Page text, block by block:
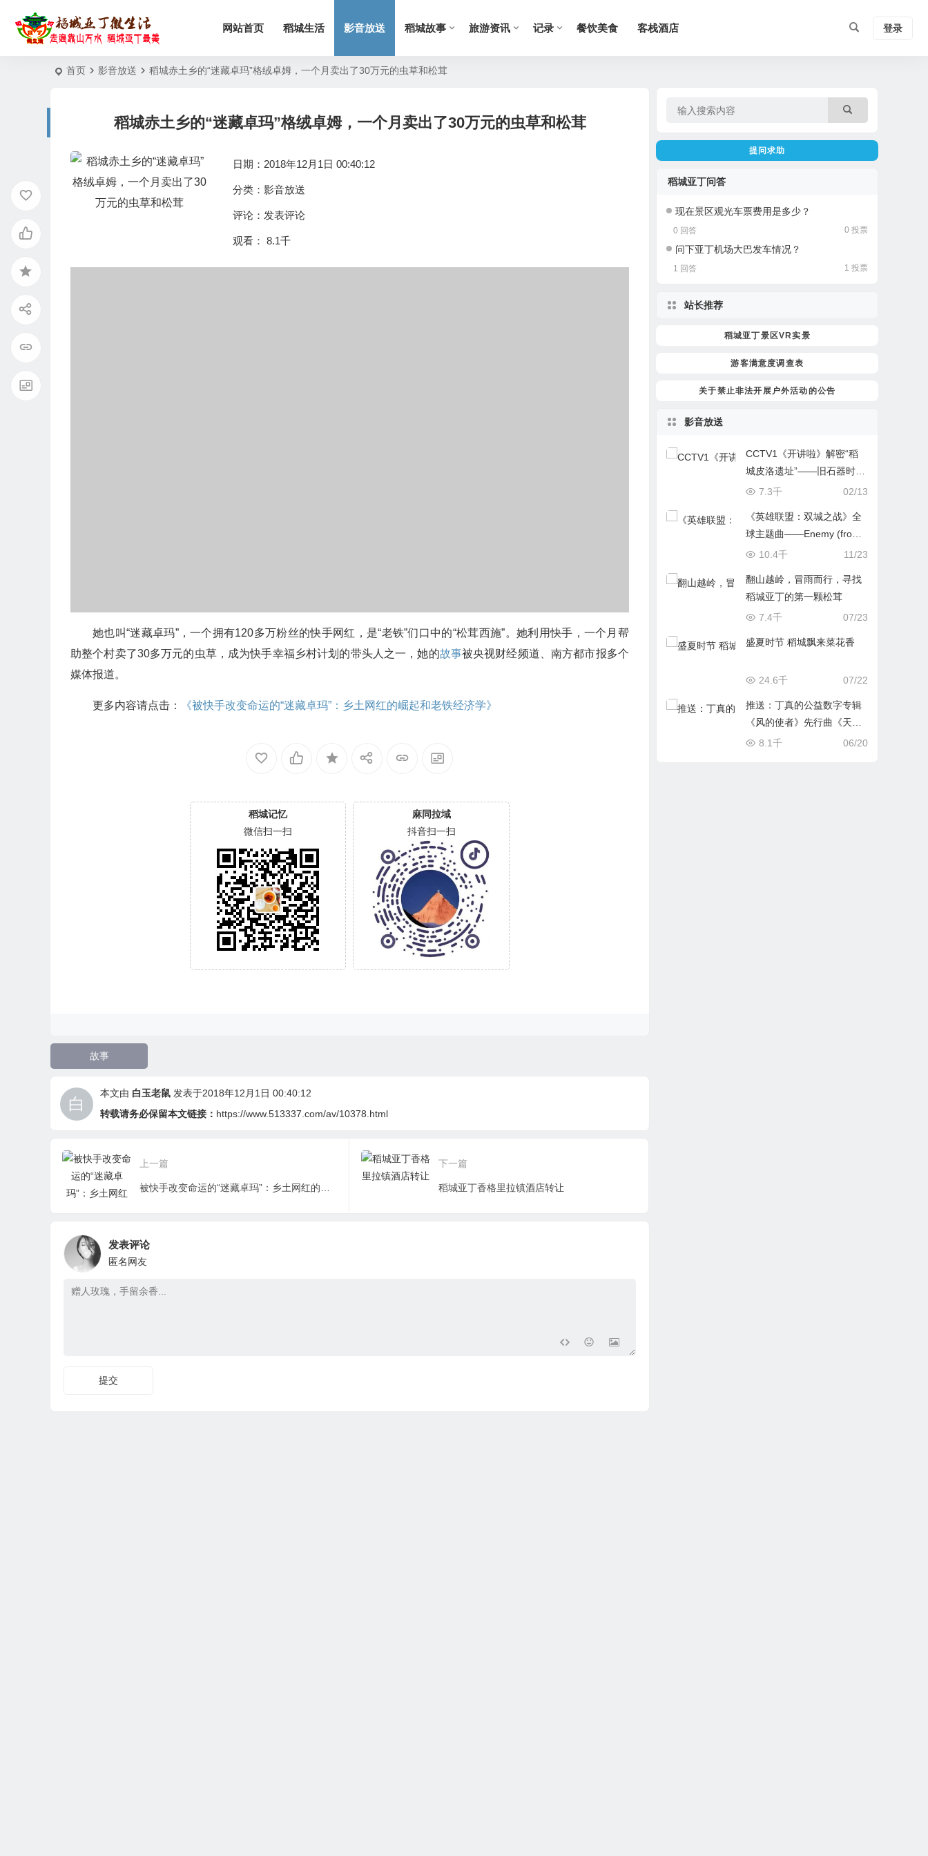
网站首页 稻城生活 影音放送 稻城故事 旅游资讯 记录 餐饮美食 客栈酒店 登录
首页 影音放送 稻城赤土乡的“迷藏卓玛”格绒卓姆，一个月卖出了30万元的虫草和松茸
稻城赤土乡的“迷藏卓玛”格绒卓姆，一个月卖出了30万元的虫草和松茸
日期：2018年12月1日 00:40:12
分类： 影音放送
评论： 发表评论
观看： 8.1千
她也叫“迷藏卓玛”，一个拥有120多万粉丝的快手网红，是“老铁”们口中的“松茸西施”。她利用快手，一个月帮
助整个村卖了30多万元的虫草，成为快手幸福乡村计划的带头人之一，她的故事被央视财经频道、南方都市报多个
媒体报道。
更多内容请点击： 《被快手改变命运的“迷藏卓玛”：乡土网红的崛起和老铁经济学》
稻城记忆
微信扫一扫
麻同拉域
抖音扫一扫
故事
本文由 白玉老鼠 发表于2018年12月1日 00:40:12
转载请务必保留本文链接： https://www.513337.com/av/10378.html
上一篇 下一篇
稻城亚丁香格里拉镇酒店转让
发表评论
匿名网友
提交
提问求助
稻城亚丁问答
现在景区观光车票费用是多少？
0 回答 0 投票
问下亚丁机场大巴发车情况？
1 回答 1 投票
站长推荐
稻城亚丁景区VR实景
游客满意度调查表
关于禁止非法开展户外活动的公告
影音放送
CCTV1《开讲啦》解密“稻
城皮洛遗址”——旧石器时代
人类开拓高原的新力证 02/13
7.3千
《英雄联盟：双城之战》全
球主题曲——Enemy (from t
he series Arcane League of
11/23
10.4千
翻山越岭，冒雨而行，寻找
稻城亚丁的第一颗松茸
07/23
7.4千
盛夏时节 稻城飘来菜花香
07/22
24.6千
推送：丁真的公益数字专辑
《风的使者》先行曲《天空
下的温暖》
06/20
8.1千